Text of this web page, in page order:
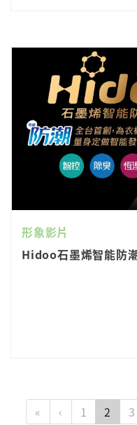
形象影片
Hidoo石墨烯智能防
« ‹ 1 2 3